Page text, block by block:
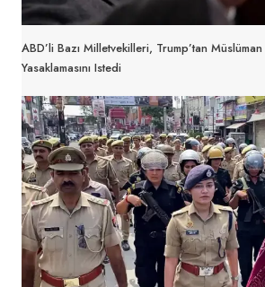
ABD’li Bazı Milletvekilleri, Trump’tan
Yasaklamasını Istedi